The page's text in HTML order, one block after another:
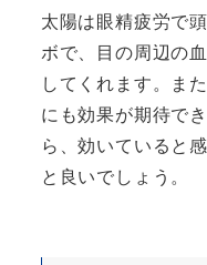
太陽は眼精疲労で
ボで、目の周辺の
してくれます。ま
にも効果が期待で
ら、効いていると
と良いでしょう。